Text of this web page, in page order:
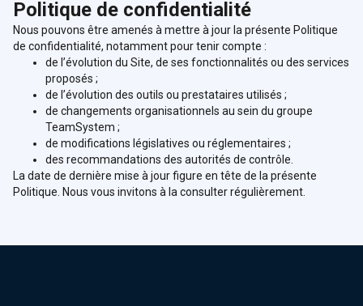
Politique de confidentialité
Nous pouvons être amenés à mettre à jour la présente Politique
de confidentialité, notamment pour tenir compte :
de l’évolution du Site, de ses fonctionnalités ou des services
proposés ;
de l’évolution des outils ou prestataires utilisés ;
de changements organisationnels au sein du groupe
TeamSystem ;
de modifications législatives ou réglementaires ;
des recommandations des autorités de contrôle.
La date de dernière mise à jour figure en tête de la présente
Politique. Nous vous invitons à la consulter régulièrement.